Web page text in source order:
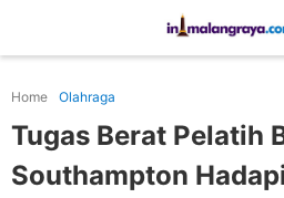
Home Olahraga
Tugas Berat Pelatih
Southampton